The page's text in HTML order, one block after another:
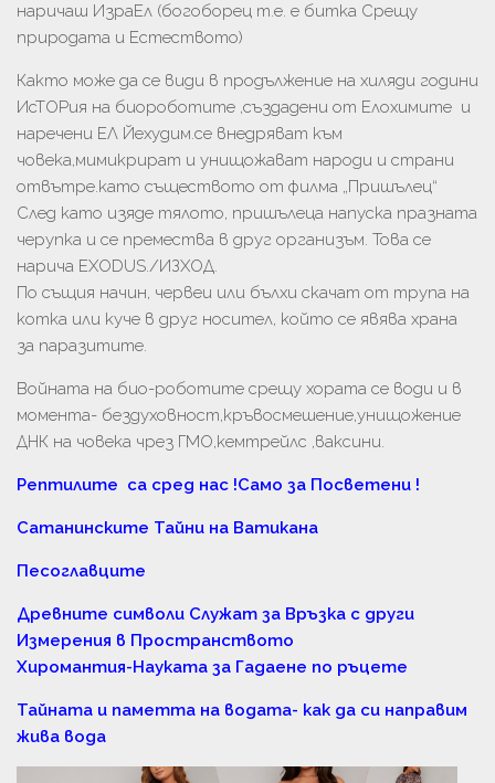
наричаш ИзраЕл (богоборец т.е. е битка Срещу
природата и Естеството)
Както може да се види в продължение на хиляди години
ИсТОРия на биороботите ,създадени от Елохимите и
наречени ЕЛ Йехудим.се внедряват към
човека,мимикрират и унищожават народи и страни
отвътре.като съществото от филма „Пришълец“
След като изяде тялото, пришълеца напуска празната
черупка и се премества в друг организъм. Това се
нарича EXODUS./ИЗХОД.
По същия начин, червеи или бълхи скачат от трупа на
котка или куче в друг носител, който се явява храна
за паразитите.
Войната на био-роботите срещу хората се води и в
момента- бездуховност,кръвосмешение,унищожение
ДНК на човека чрез ГМО,кемтрейлс ,ваксини.
Рептилите са сред нас !Само за Посветени !
Сатанинските Тайни на Ватикана
Песоглавците
Древните символи Служат за Връзка с други
Измерения в Пространството
Хиромантия-Науката за Гадаене по ръцете
Тайната и паметта на водата- как да си направим
жива вода